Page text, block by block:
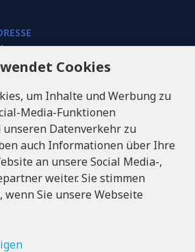
DETAILS
Identifikationsnummer LV40103717618
Cookies
um Inhalte und Werbung zu
Media-Funktionen
Datenverkehr zu
auch Informationen über Ihre
an unsere Social Media-,
weiter. Sie stimmen
wenn Sie unsere Webseite